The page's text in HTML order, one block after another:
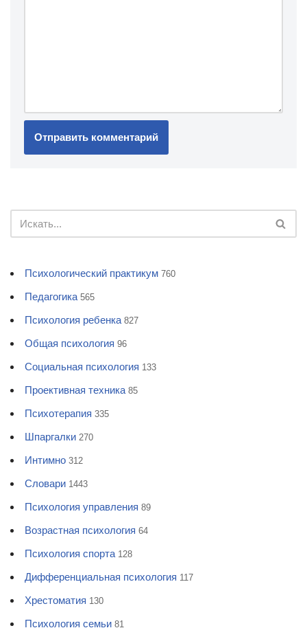
Психологический практикум 760
Педагогика 565
Психология ребенка 827
Общая психология 96
Социальная психология 133
Проективная техника 85
Психотерапия 335
Шпаргалки 270
Интимно 312
Словари 1443
Психология управления 89
Возрастная психология 64
Психология спорта 128
Дифференциальная психология 117
Хрестоматия 130
Психология семьи 81